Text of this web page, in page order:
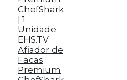
EHS.TV
Afiador de
Facas
Premium